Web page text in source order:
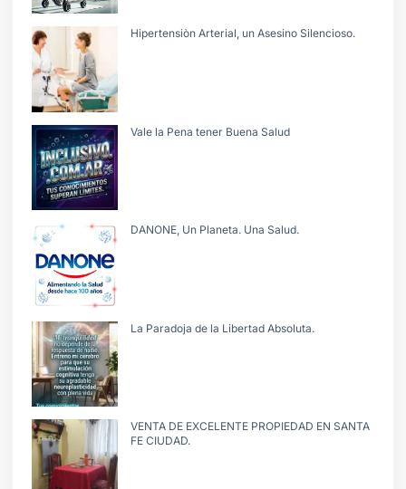
Hipertensiòn Arterial, un Asesino Silencioso.
Vale la Pena tener Buena Salud
DANONE, Un Planeta. Una Salud.
La Paradoja de la Libertad Absoluta.
VENTA DE EXCELENTE PROPIEDAD EN SANTA
FE CIUDAD.